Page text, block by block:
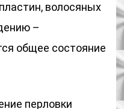
волосяных
–
общее состояние
перловки